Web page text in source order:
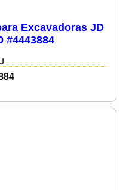
Excavadoras JD
#4443884